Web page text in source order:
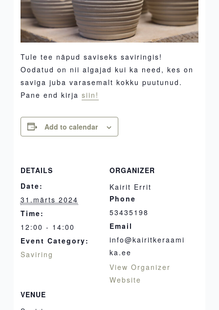
Tule tee näpud saviseks saviringis!
Oodatud on nii algajad kui ka need, kes on
saviga juba varasemalt kokku puutunud.
Pane end kirja siin!
Add to calendar
DETAILS
Date:
31.märts 2024
Time:
12:00 - 14:00
Event Category:
Saviring
VENUE
ORGANIZER
Kairit Errit
Phone
53435198
Email
info@kairitkeraami
ka.ee
View Organizer
Website